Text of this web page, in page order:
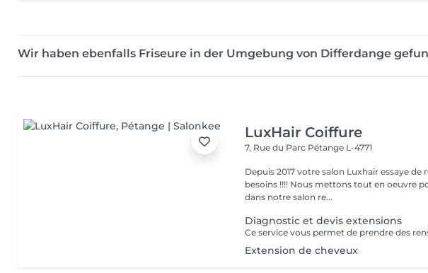
Wir haben ebenfalls Friseure in der Umgebung von Differdange
LuxHair Coiffure
7, Rue du Parc Pétange L-4771
Depuis 2017 votre salon Luxhair essaye
besoins !!!! Nous mettons tout en oeuvre pour que votre passage
dans notre salon re...
Diagnostic et devis extensions
Extension de cheveux